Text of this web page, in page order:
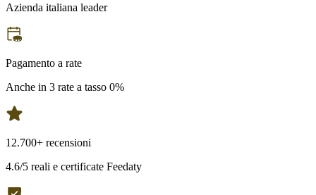
Azienda italiana leader
Pagamento a rate
Anche in 3 rate a tasso 0%
12.700+ recensioni
4.6/5 reali e certificate Feedaty